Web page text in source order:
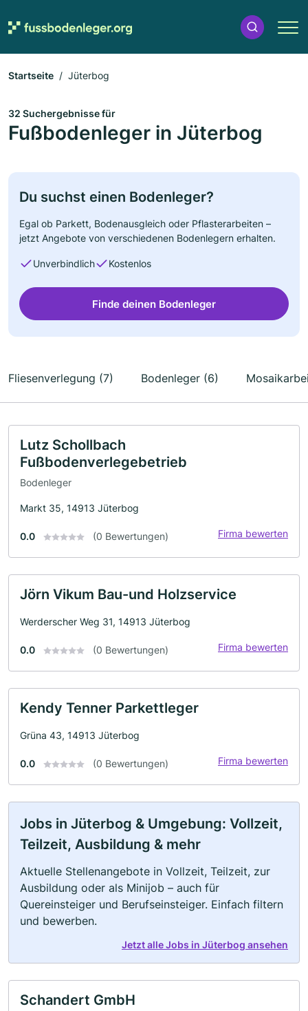
Startseite Jüterbog
32 Suchergebnisse für
Fußbodenleger in Jüterbog
Du suchst einen Bodenleger?
Egal ob Parkett, Bodenausgleich oder Pflasterarbeiten –
jetzt Angebote von verschiedenen Bodenlegern erhalten.
Unverbindlich Kostenlos
Finde deinen Bodenleger
Fliesenverlegung (7) Bodenleger (6)
Lutz Schollbach
Fußbodenverlegebetrieb
Bodenleger
Markt 35, 14913 Jüterbog
0.0 (0 Bewertungen) Firma bewerten
Jörn Vikum Bau-und Holzservice
Werderscher Weg 31, 14913 Jüterbog
0.0 (0 Bewertungen) Firma bewerten
Kendy Tenner Parkettleger
Grüna 43, 14913 Jüterbog
0.0 (0 Bewertungen) Firma bewerten
Jobs in Jüterbog & Umgebung: Vollzeit,
Teilzeit, Ausbildung & mehr
Aktuelle Stellenangebote in Vollzeit, Teilzeit, zur
Ausbildung oder als Minijob – auch für
Quereinsteiger und Berufseinsteiger. Einfach filtern
und bewerben.
Jetzt alle Jobs in Jüterbog ansehen
Schandert GmbH